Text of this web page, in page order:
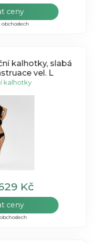
ceny
kalhotky, slabá
vel. L
kalhotky
Kč
ceny